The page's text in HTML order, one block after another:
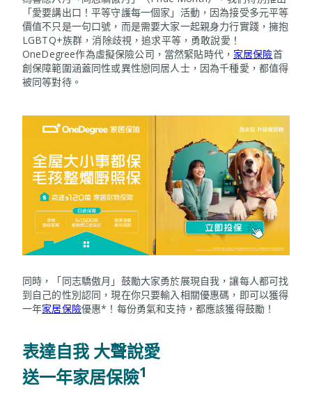
「愛要講出口！平等守護每一個家」活動，因為接受多元平等
價值不只是一句口號，而是需要大家一起親身力行實踐，擁抱
LGBTQ+族群，消除歧視，追求平等，勇敢說愛！
OneDegree作為虛擬保險公司，當然緊貼時代， 家居保險首
創保障範圍涵蓋同性或異性戀同居人士，因為千種愛，都值得
被同等對待。
同時，「同志驕傲月」鼓勵大家勇於展現自我，讓每人都可找
到自己的性別認同，現在你只要輸入相關優惠碼，即可以獲得
一年家居保險優惠*！每份勇氣和支持，都應該獲得鼓勵！
表達自我 大聲說愛
送一年家居保險1